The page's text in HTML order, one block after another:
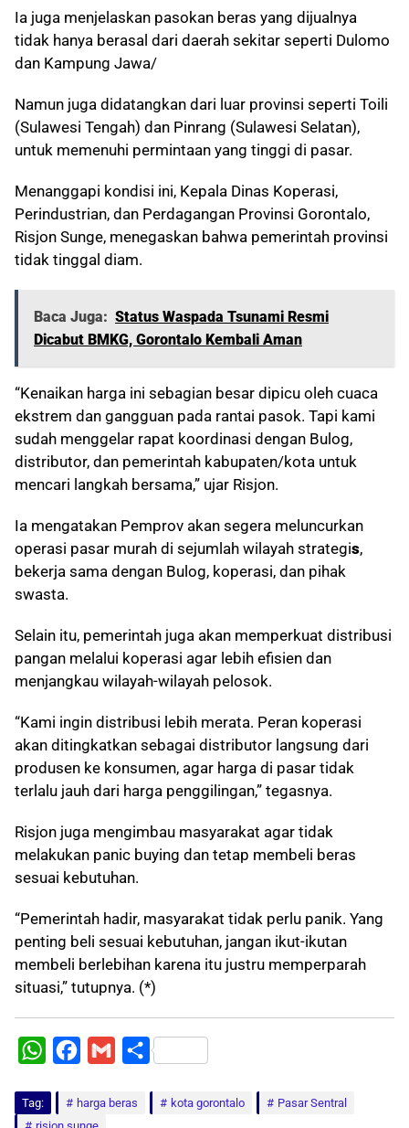
Ia juga menjelaskan pasokan beras yang dijualnya
tidak hanya berasal dari daerah sekitar seperti Dulomo
dan Kampung Jawa/
Namun juga didatangkan dari luar provinsi seperti Toili
(Sulawesi Tengah) dan Pinrang (Sulawesi Selatan),
untuk memenuhi permintaan yang tinggi di pasar.
Menanggapi kondisi ini, Kepala Dinas Koperasi,
Perindustrian, dan Perdagangan Provinsi Gorontalo,
Risjon Sunge, menegaskan bahwa pemerintah provinsi
tidak tinggal diam.
Baca Juga: Status Waspada Tsunami Resmi
Dicabut BMKG, Gorontalo Kembali Aman
“Kenaikan harga ini sebagian besar dipicu oleh cuaca
ekstrem dan gangguan pada rantai pasok. Tapi kami
sudah menggelar rapat koordinasi dengan Bulog,
distributor, dan pemerintah kabupaten/kota untuk
mencari langkah bersama,” ujar Risjon.
Ia mengatakan Pemprov akan segera meluncurkan
operasi pasar murah di sejumlah wilayah strategis,
bekerja sama dengan Bulog, koperasi, dan pihak
swasta.
Selain itu, pemerintah juga akan memperkuat distribusi
pangan melalui koperasi agar lebih efisien dan
menjangkau wilayah-wilayah pelosok.
“Kami ingin distribusi lebih merata. Peran koperasi
akan ditingkatkan sebagai distributor langsung dari
produsen ke konsumen, agar harga di pasar tidak
terlalu jauh dari harga penggilingan,” tegasnya.
Risjon juga mengimbau masyarakat agar tidak
melakukan panic buying dan tetap membeli beras
sesuai kebutuhan.
“Pemerintah hadir, masyarakat tidak perlu panik. Yang
penting beli sesuai kebutuhan, jangan ikut-ikutan
membeli berlebihan karena itu justru memperparah
situasi,” tutupnya. (*)
W
c
a
S
Tag: harga beras kota gorontalo
Pasar Sentral